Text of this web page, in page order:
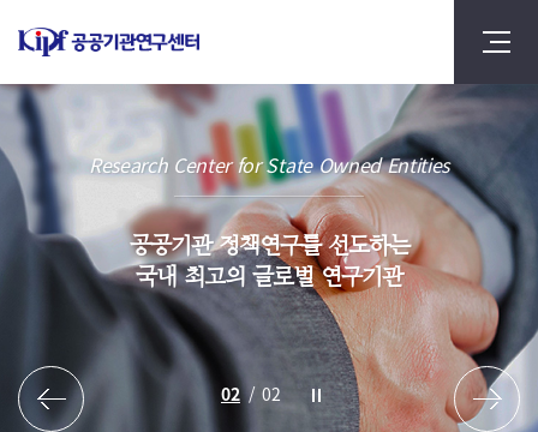
2 / 2
Research Center for State Owned Entities
공공기관 정책연구를 선도하는
국내 최고의 글로벌 연구기관